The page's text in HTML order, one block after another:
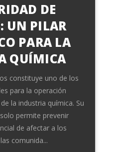
DE
UN PILAR
PARA LA
QUÍMICA
constituye uno de los
para la operación
la industria química. Su
permite prevenir
de afectar a los
comunida...